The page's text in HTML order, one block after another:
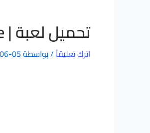
تحميل لعبة | X-Men Origins Wolverine
اترك تعليقاً/ بواسطة05